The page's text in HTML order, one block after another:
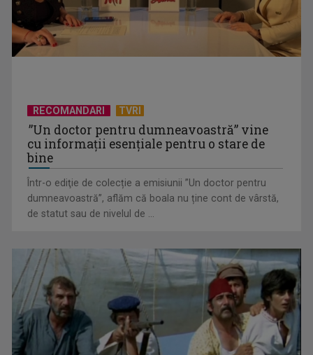
ursul polar”
Documentarul „Albă ca Zăpada și cele 7 mineriade”, difuzat
la „Dosar România”
RECOMANDARI TVRI
”Un doctor pentru dumneavoastră” vine
cu informații esențiale pentru o stare de
bine
Într-o ediţie de colecție a emisiunii ”Un doctor pentru
dumneavoastră”, aflăm că boala nu ține cont de vârstă,
de statut sau de nivelul de ...